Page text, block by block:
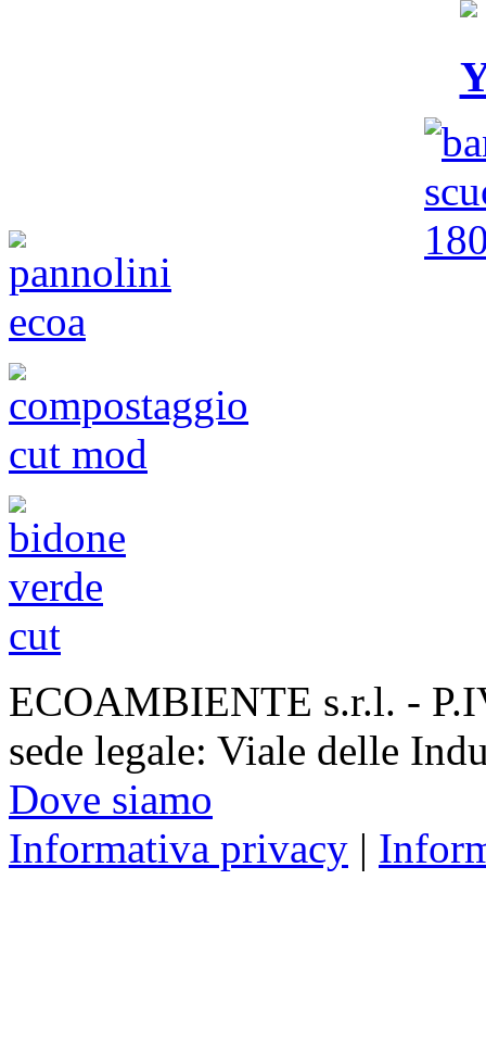
ECOAMBIENTE s.r.l. -
sede legale: Viale delle
Dove siamo
Informativa privacy |